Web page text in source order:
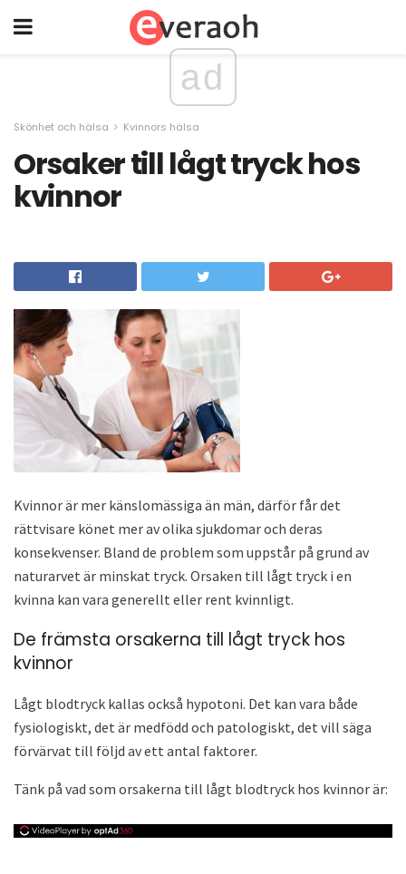
ad
Skönhet och hälsa Kvinnors hälsa
Orsaker till lågt tryck hos
kvinnor
Kvinnor är mer känslomässiga än män, därför får det
rättvisare könet mer av olika sjukdomar och deras
konsekvenser. Bland de problem som uppstår på grund av
naturarvet är minskat tryck. Orsaken till lågt tryck i en
kvinna kan vara generellt eller rent kvinnligt.
De främsta orsakerna till lågt tryck hos
kvinnor
Lågt blodtryck kallas också hypotoni. Det kan vara både
fysiologiskt, det är medfödd och patologiskt, det vill säga
förvärvat till följd av ett antal faktorer.
Tänk på vad som orsakerna till lågt blodtryck hos kvinnor är: